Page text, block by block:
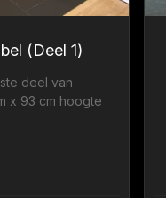
(Deel 1)
deel van
x 93 cm hoogte